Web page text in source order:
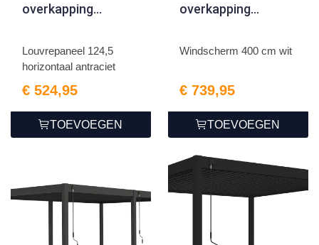
overkapping
antraciet
Louvrepaneel 124,5
horizontaal antraciet
€ 524,95
TOEVOEGEN
overkapping
Windscherm 400 cm wit
€ 739,95
TOEVOEGEN